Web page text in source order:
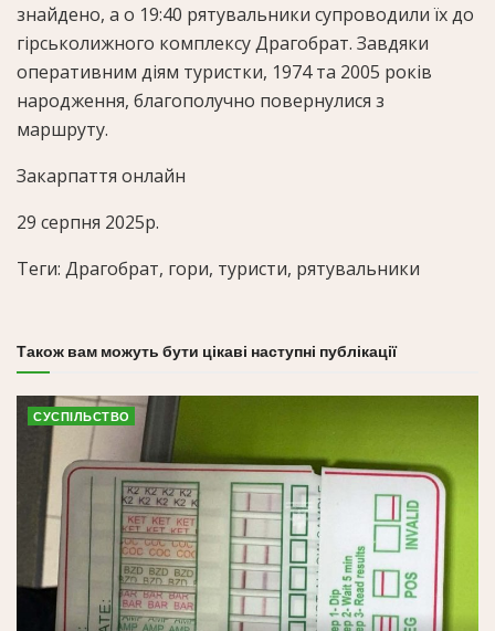
знайдено, а о 19:40 рятувальники супроводили їх до
гірськолижного комплексу Драгобрат. Завдяки
оперативним діям туристки, 1974 та 2005 років
народження, благополучно повернулися з
маршруту.
Закарпаття онлайн
29 серпня 2025р.
Теги: Драгобрат, гори, туристи, рятувальники
Також вам можуть бути цікаві наступні публікації
СУСПІЛЬСТВО